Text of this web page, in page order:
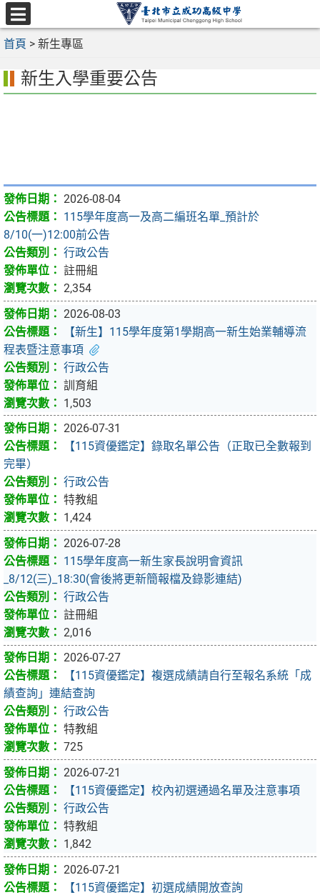
跳
至
主
容
選
單
首頁 > 新生專區
新生入學重要公告
2026-08-04
115學年度高一及高二編班名單_預計於
8/10(一)12:00前公告
行政公告
註冊組
2,354
2026-08-03
【新生】115學年度第1學期高一新生始業輔導流
程表暨注意事項
行政公告
訓育組
1,503
2026-07-31
【115資優鑑定】錄取名單公告（正取已全數報到
完畢）
行政公告
特教組
1,424
2026-07-28
115學年度高一新生家長說明會資訊
_8/12(三)_18:30(會後將更新簡報檔及錄影連結)
行政公告
註冊組
2,016
2026-07-27
【115資優鑑定】複選成績請自行至報名系統「成
績查詢」連結查詢
行政公告
特教組
725
2026-07-21
【115資優鑑定】校內初選通過名單及注意事項
行政公告
特教組
1,842
2026-07-21
【115資優鑑定】初選成績開放查詢